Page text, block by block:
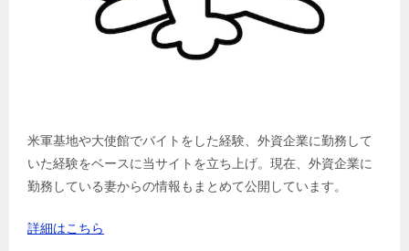
米軍基地や大使館でバイトをした経験、外資企業に勤務して
いた経験をベースに当サイトを立ち上げ。現在、外資企業に
勤務している妻からの情報もまとめて公開しています。
詳細はこちら